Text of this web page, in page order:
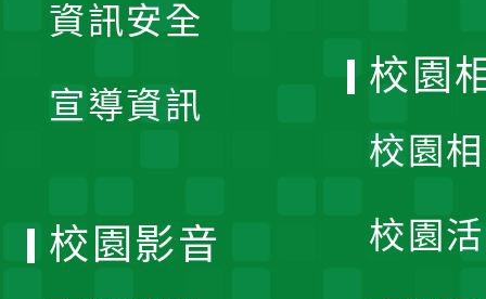
資訊安全
宣導資訊
校園
校園
校園
校園影音